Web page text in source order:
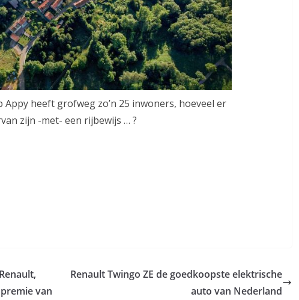
Appy heeft grofweg zo’n 25 inwoners, hoeveel er
zijn -met- een rijbewijs … ?
van
Renault Twingo ZE de goedkoopste elektrische
auto van Nederland